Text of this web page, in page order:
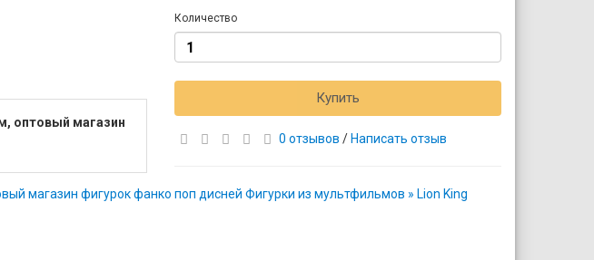
оптовый магазин
Количество
Купить
0 отзывов / Написать отзыв
магазин фигурок фанко поп дисней Фигурки из мультфильмов » Lion King